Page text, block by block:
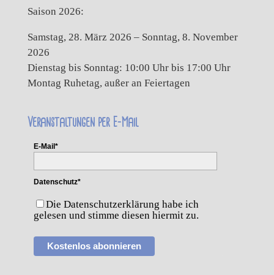
Saison 2026:
Samstag, 28. März 2026 – Sonntag, 8. November
2026
Dienstag bis Sonntag: 10:00 Uhr bis 17:00 Uhr
Montag Ruhetag, außer an Feiertagen
Veranstaltungen per E-Mail
E-Mail*
Datenschutz*
Die Datenschutzerklärung habe ich
gelesen und stimme diesen hiermit zu.
Kostenlos abonnieren